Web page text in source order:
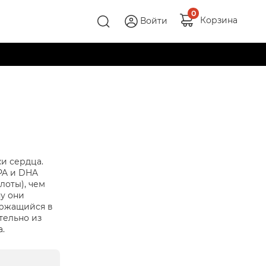
Войти
0
Корзина
сердца.
и DHA
чем
они
в
из